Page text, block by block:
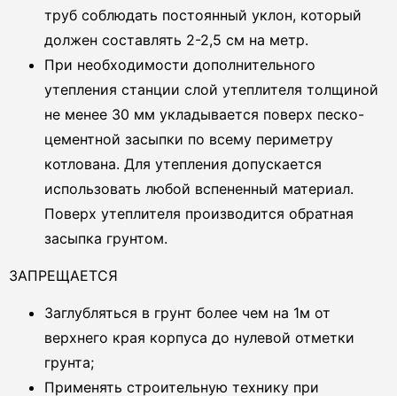
труб соблюдать постоянный уклон, который
должен составлять 2-2,5 см на метр.
При необходимости дополнительного
утепления станции слой утеплителя толщиной
не менее 30 мм укладывается поверх песко-
цементной засыпки по всему периметру
котлована. Для утепления допускается
использовать любой вспененный материал.
Поверх утеплителя производится обратная
засыпка грунтом.
ЗАПРЕЩАЕТСЯ
Заглубляться в грунт более чем на 1м от
верхнего края корпуса до нулевой отметки
грунта;
Применять строительную технику при